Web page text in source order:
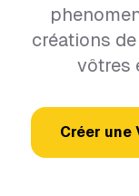
créations
vôtres
Créer une